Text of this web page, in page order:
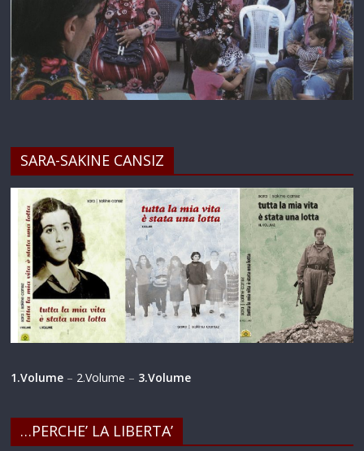
SARA-SAKINE CANSIZ
1.Volume – 2.Volume – 3.Volume
…PERCHE’ LA LIBERTA’